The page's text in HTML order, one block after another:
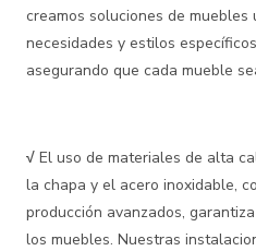
creamos soluciones de
necesidades y estilos
asegurando que cada mueble
√ El uso de materiales de alta
la chapa y el acero inoxidable,
producción avanzados,
los muebles. Nuestras